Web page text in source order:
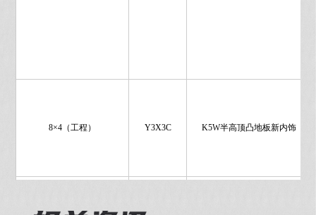
8×4（工程） Y3X3C K5W半高顶凸地板新内饰